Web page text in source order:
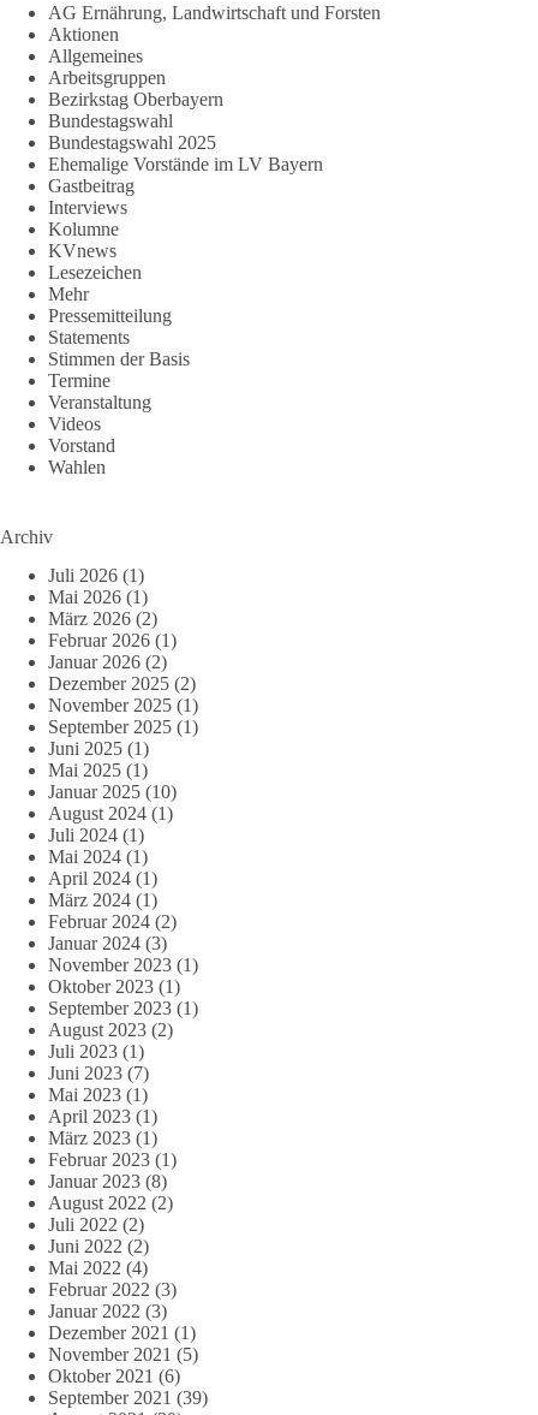
AG Ernährung, Landwirtschaft und Forsten
Aktionen
Allgemeines
Arbeitsgruppen
Bezirkstag Oberbayern
Bundestagswahl
Bundestagswahl 2025
Ehemalige Vorstände im LV Bayern
Gastbeitrag
Interviews
Kolumne
KVnews
Lesezeichen
Mehr
Pressemitteilung
Statements
Stimmen der Basis
Termine
Veranstaltung
Videos
Vorstand
Wahlen
Archiv
Juli 2026 (1)
Mai 2026 (1)
März 2026 (2)
Februar 2026 (1)
Januar 2026 (2)
Dezember 2025 (2)
November 2025 (1)
September 2025 (1)
Juni 2025 (1)
Mai 2025 (1)
Januar 2025 (10)
August 2024 (1)
Juli 2024 (1)
Mai 2024 (1)
April 2024 (1)
März 2024 (1)
Februar 2024 (2)
Januar 2024 (3)
November 2023 (1)
Oktober 2023 (1)
September 2023 (1)
August 2023 (2)
Juli 2023 (1)
Juni 2023 (7)
Mai 2023 (1)
April 2023 (1)
März 2023 (1)
Februar 2023 (1)
Januar 2023 (8)
August 2022 (2)
Juli 2022 (2)
Juni 2022 (2)
Mai 2022 (4)
Februar 2022 (3)
Januar 2022 (3)
Dezember 2021 (1)
November 2021 (5)
Oktober 2021 (6)
September 2021 (39)